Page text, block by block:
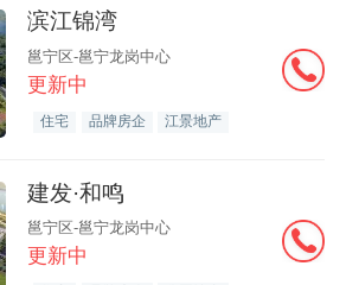
滨江锦湾
邕宁区-邕宁龙岗中心
更新中
住宅 品牌房企 江景地产
建发·和鸣
邕宁区-邕宁龙岗中心
更新中